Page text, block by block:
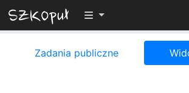
Przełącz widoczność
Zadania publiczne